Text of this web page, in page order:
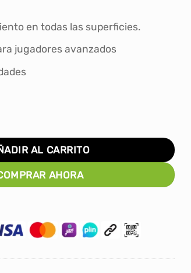
es:
S/41.90.
en todas las superficies.
jugadores avanzados
WILSON ROLAND GARROS ALL COURT
AL CARRITO
AHORA